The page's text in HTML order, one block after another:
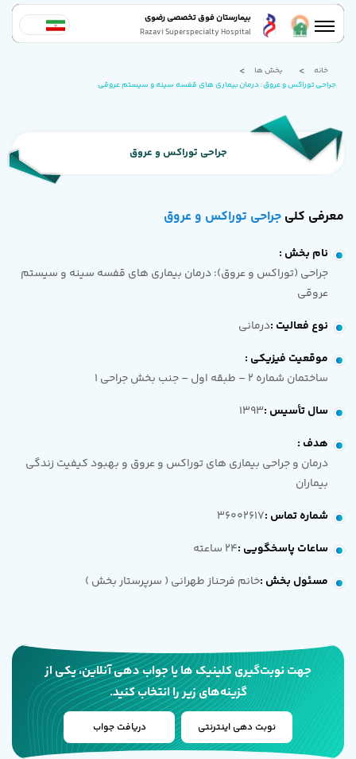
بیمارستان فوق تخصصی رضوی
Razavi Superspecialty Hospital
خانه
بخش ها
جراحی توراکس و عروق: درمان بیماری های قفسه سینه و سیستم عروقی
جراحی توراکس و عروق
معرفی کلی جراحی توراکس و عروق
نام بخش :
جراحی (توراکس و عروق): درمان بیماری های قفسه سینه و سیستم
عروقی
نوع فعالیت :درمانی
موقعیت فیزیکی :
ساختمان شماره 2 – طبقه اول – جنب بخش جراحی 1
سال تأسیس :
1393
هدف :
درمان و جراحی بیماری های توراکس و عروق و بهبود کیفیت زندگی
بیماران
شماره تماس :
36002617
ساعات پاسخگویی :24 ساعته
مسئول بخش :خانم فرحناز طهرانی ( سرپرستار بخش )
جهت نوبت‌گیری کلینیک ها یا جواب دهی آنلاین، یکی از
گزینه‌های زیر را انتخاب کنید.
نوبت دهی اینترنتی دریافت جواب